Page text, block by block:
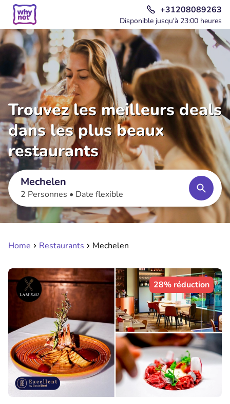
+31208089263
Disponible jusqu'à 23:00 heures
Trouvez les meilleurs deals
dans les plus beaux
restaurants
Mechelen
2 Personnes • Date flexible
Home Restaurants Mechelen
28% réduction